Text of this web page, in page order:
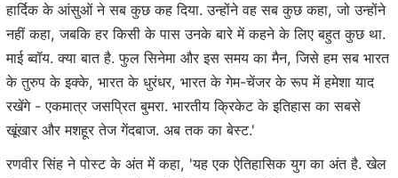
हार्दिक के आंसुओं ने सब कुछ कह दिया. उन्होंने वह सब कुछ कहा, जो उन्होंने
नहीं कहा, जबकि हर किसी के पास उनके बारे में कहने के लिए बहुत कुछ था.
माई ब्वॉय. क्या बात है. फुल सिनेमा और इस समय का मैन, जिसे हम सब भारत
के तुरुप के इक्के, भारत के धुरंधर, भारत के गेम-चेंजर के रूप में हमेशा याद
रखेंगे - एकमात्र जसप्रित बुमरा. भारतीय क्रिकेट के इतिहास का सबसे
खूंखार और मशहूर तेज गेंदबाज. अब तक का बेस्ट.'
रणवीर सिंह ने पोस्ट के अंत में कहा, 'यह एक ऐतिहासिक युग का अंत है. खेल